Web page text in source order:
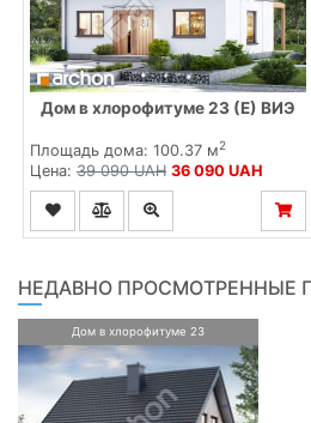
Дом в хлорофитуме 23 (Е) ВИЭ
Площадь дома: 100.37 м2
Цена: 39 090 UAH 36 090 UAH
НЕДАВНО ПРОСМОТРЕННЫЕ
Дом в хлорофитуме 23